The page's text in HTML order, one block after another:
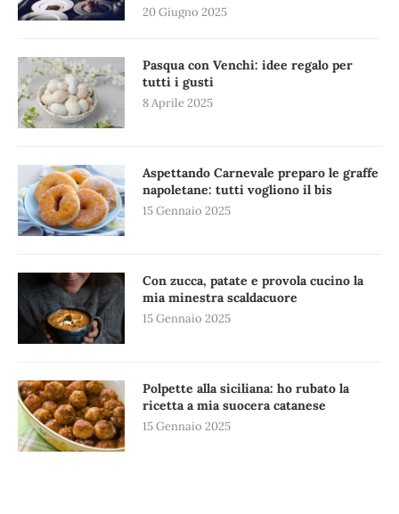
20 Giugno 2025
Pasqua con Venchi: idee regalo per
tutti i gusti
8 Aprile 2025
Aspettando Carnevale preparo le graffe
napoletane: tutti vogliono il bis
15 Gennaio 2025
Con zucca, patate e provola cucino la
mia minestra scaldacuore
15 Gennaio 2025
Polpette alla siciliana: ho rubato la
ricetta a mia suocera catanese
15 Gennaio 2025